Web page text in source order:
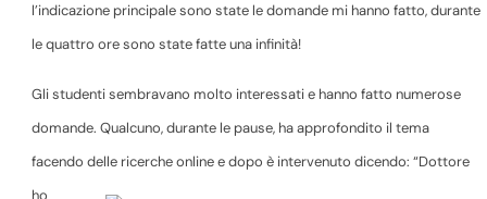
l’indicazione principale sono state le domande mi hanno fatto, durante
le quattro ore sono state fatte una infinità!
Gli studenti sembravano molto interessati e hanno fatto numerose
domande. Qualcuno, durante le pause, ha approfondito il tema
facendo delle ricerche online e dopo è intervenutodicendo: “Dottore